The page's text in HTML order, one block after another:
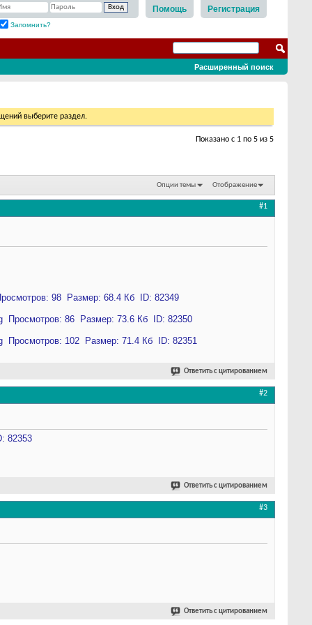
Регистрация
Помощь
Запомнить?
Расширенный поиск
выберите раздел.
Показано с 1 по 5 из 5
Опции темы Отображение
#1
Ответить с цитированием
#2
Ответить с цитированием
#3
Ответить с цитированием